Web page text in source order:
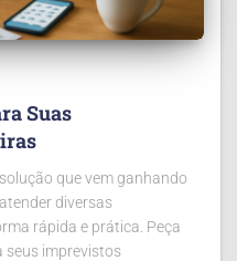
Suas
que vem ganhando
diversas
rápida e prática. Peça
seus imprevistos